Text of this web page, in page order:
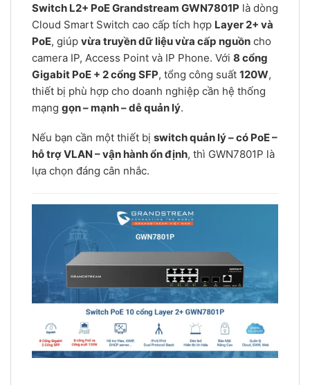
Switch L2+ PoE Grandstream GWN7801P là dòng
Cloud Smart Switch cao cấp tích hợp Layer 2+ và
PoE, giúp vừa truyền dữ liệu vừa cấp nguồn cho
camera IP, Access Point và IP Phone. Với 8 cổng
Gigabit PoE + 2 cổng SFP, tổng công suất 120W,
thiết bị phù hợp cho doanh nghiệp cần hệ thống
mạng gọn – mạnh – dễ quản lý.
Nếu bạn cần một thiết bị switch quản lý – có PoE –
hỗ trợ VLAN – vận hành ổn định, thì GWN7801P là
lựa chọn đáng cân nhắc.